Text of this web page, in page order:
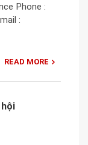
Phone :
:
READ MORE